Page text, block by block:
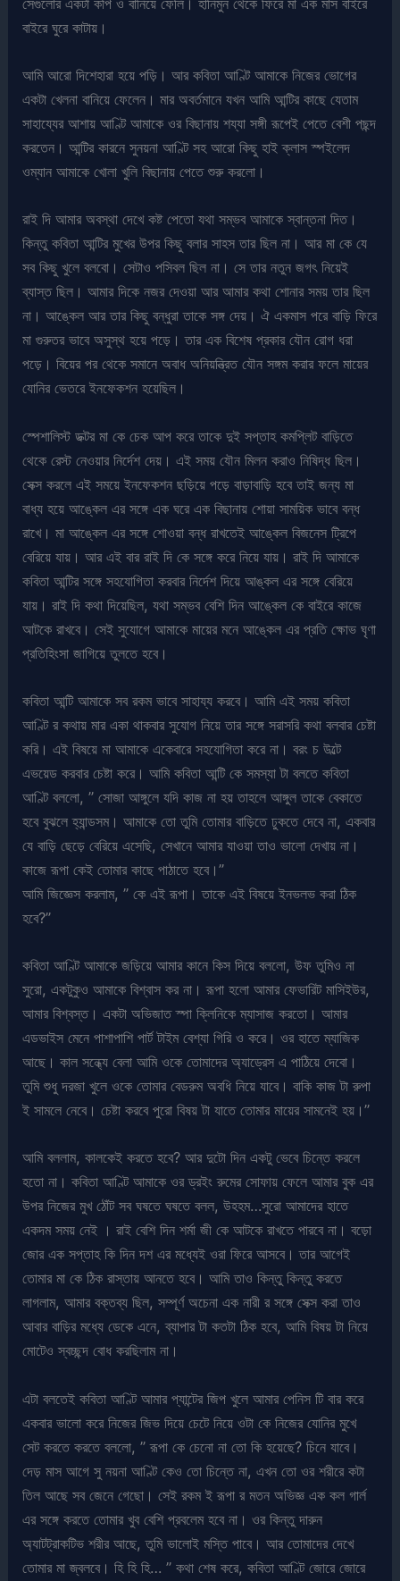
বাইরে ঘুরে কাটায়।
আমি আরো দিশেহারা হয়ে পড়ি। আর কবিতা আণ্টি আমাকে নিজের ভোগের
একটা খেলনা বানিয়ে ফেলেন। মার অবর্তমানে যখন আমি আন্টির কাছে যেতাম
সাহায্যের আশায় আণ্টি আমাকে ওর বিছানায় শয্যা সঙ্গী রূপেই পেতে বেশী পছন্দ
করতেন। আন্টির কারনে সুনয়না আণ্টি সহ আরো কিছু হাই ক্লাস স্পইলেদ
ওম্যান আমাকে খোলা খুলি বিছানায় পেতে শুরু করলো।
রাই দি আমার অবস্থা দেখে কষ্ট পেতো যথা সম্ভব আমাকে স্বান্তনা দিত।
কিন্তু কবিতা আন্টির মুখের উপর কিছু বলার সাহস তার ছিল না। আর মা কে যে
সব কিছু খুলে বলবো। সেটাও পসিবল ছিল না। সে তার নতুন জগৎ নিয়েই
ব্যাস্ত ছিল। আমার দিকে নজর দেওয়া আর আমার কথা শোনার সময় তার ছিল
না। আঙ্কেল আর তার কিছু বন্ধুরা তাকে সঙ্গ দেয়। ঐ একমাস পরে বাড়ি ফিরে
মা গুরুতর ভাবে অসুস্থ হয়ে পড়ে। তার এক বিশেষ প্রকার যৌন রোগ ধরা
পড়ে। বিয়ের পর থেকে সমানে অবাধ অনিয়ন্ত্রিত যৌন সঙ্গম করার ফলে মায়ের
যোনির ভেতরে ইনফেকশন হয়েছিল।
স্পেশালিস্ট ডক্টর মা কে চেক আপ করে তাকে দুই সপ্তাহ কমপ্লিট বাড়িতে
থেকে রেস্ট নেওয়ার নির্দেশ দেয়। এই সময় যৌন মিলন করাও নিষিদ্ধ ছিল।
সেক্স করলে এই সময়ে ইনফেকশন ছড়িয়ে পড়ে বাড়াবাড়ি হবে তাই জন্য মা
বাধ্য হয়ে আঙ্কেল এর সঙ্গে এক ঘরে এক বিছানায় শোয়া সাময়িক ভাবে বন্ধ
রাখে। মা আঙ্কেল এর সঙ্গে শোওয়া বন্ধ রাখতেই আঙ্কেল বিজনেস ট্রিপে
বেরিয়ে যায়। আর এই বার রাই দি কে সঙ্গে করে নিয়ে যায়। রাই দি আমাকে
কবিতা আন্টির সঙ্গে সহযোগিতা করবার নির্দেশ দিয়ে আঙ্কল এর সঙ্গে বেরিয়ে
যায়। রাই দি কথা দিয়েছিল, যথা সম্ভব বেশি দিন আঙ্কেল কে বাইরে কাজে
আটকে রাখবে। সেই সুযোগে আমাকে মায়ের মনে আঙ্কেল এর প্রতি ক্ষোভ ঘৃণা
প্রতিহিংসা জাগিয়ে তুলতে হবে।
কবিতা আন্টি আমাকে সব রকম ভাবে সাহায্য করবে। আমি এই সময় কবিতা
আণ্টি র কথায় মার একা থাকবার সুযোগ নিয়ে তার সঙ্গে সরাসরি কথা বলবার চেষ্টা
করি। এই বিষয়ে মা আমাকে একেবারে সহযোগিতা করে না। বরং চ উল্টে
এভয়েড করবার চেষ্টা করে। আমি কবিতা আন্টি কে সমস্যা টা বলতে কবিতা
আণ্টি বললো, ” সোজা আঙ্গুলে যদি কাজ না হয় তাহলে আঙ্গুল তাকে বেকাতে
হবে বুঝলে হ্যান্ডসম। আমাকে তো তুমি তোমার বাড়িতে ঢুকতে দেবে না, একবার
যে বাড়ি ছেড়ে বেরিয়ে এসেছি, সেখানে আমার যাওয়া তাও ভালো দেখায় না।
কাজে রূপা কেই তোমার কাছে পাঠাতে হবে।”
আমি জিজ্ঞেস করলাম, ” কে এই রূপা। তাকে এই বিষয়ে ইনভলভ করা ঠিক
হবে?”
কবিতা আণ্টি আমাকে জড়িয়ে আমার কানে কিস দিয়ে বললো, উফ তুমিও না
সুরো, একটুকুও আমাকে বিশ্বাস কর না। রূপা হলো আমার ফেভারিট মাসিইউর,
আমার বিশ্বস্ত। একটা অভিজাত স্পা ক্লিনিকে ম্যাসাজ করতো। আমার
এডভাইস মেনে পাশাপাশি পার্ট টাইম বেশ্যা গিরি ও করে। ওর হাতে ম্যাজিক
আছে। কাল সন্ধ্যে বেলা আমি ওকে তোমাদের অ্যাড্রেস এ পাঠিয়ে দেবো।
তুমি শুধু দরজা খুলে ওকে তোমার বেডরুম অবধি নিয়ে যাবে। বাকি কাজ টা রুপা
ই সামলে নেবে। চেষ্টা করবে পুরো বিষয় টা যাতে তোমার মায়ের সামনেই হয়।”
আমি বললাম, কালকেই করতে হবে? আর দুটো দিন একটু ভেবে চিন্তে করলে
হতো না। কবিতা আণ্টি আমাকে ওর ড্রইং রুমের সোফায় ফেলে আমার বুক এর
উপর নিজের মুখ ঠোঁট সব ঘষতে ঘষতে বলল, উহহম…সুরো আমাদের হাতে
একদম সময় নেই । রাই বেশি দিন শর্মা জী কে আটকে রাখতে পারবে না। বড়ো
জোর এক সপ্তাহ কি দিন দশ এর মধ্যেই ওরা ফিরে আসবে। তার আগেই
তোমার মা কে ঠিক রাস্তায় আনতে হবে। আমি তাও কিন্তু কিন্তু করতে
লাগলাম, আমার বক্তব্য ছিল, সম্পূর্ণ অচেনা এক নারী র সঙ্গে সেক্স করা তাও
আবার বাড়ির মধ্যে ডেকে এনে, ব্যাপার টা কতটা ঠিক হবে, আমি বিষয় টা নিয়ে
মোটেও স্বচ্ছন্দ বোধ করছিলাম না।
এটা বলতেই কবিতা আণ্টি আমার প্যান্টের জিপ খুলে আমার পেনিস টি বার করে
একবার ভালো করে নিজের জিভ দিয়ে চেটে নিয়ে ওটা কে নিজের যোনির মুখে
সেট করতে করতে বললো, ” রূপা কে চেনো না তো কি হয়েছে? চিনে যাবে।
দেড় মাস আগে সু নয়না আণ্টি কেও তো চিন্তে না, এখন তো ওর শরীরে কটা
তিল আছে সব জেনে গেছো। সেই রকম ই রূপা র মতন অভিজ্ঞ এক কল গার্ল
এর সঙ্গে করতে তোমার খুব বেশি প্রবলেম হবে না। ওর কিন্তু দারুন
অ্যাটট্রাকটিভ শরীর আছে, তুমি ভালোই মস্তি পাবে। আর তোমাদের দেখে
তোমার মা জ্বলবে। হি হি হি… ” কথা শেষ করে, কবিতা আণ্টি জোরে জোরে